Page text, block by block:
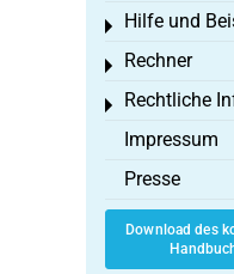
Hilfe und
Toggle menu
Rechner
Toggle menu
Rechtliche
Toggle menu
Impressum
Presse
Download des